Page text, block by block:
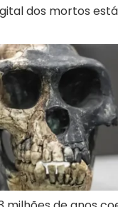
dos mortos